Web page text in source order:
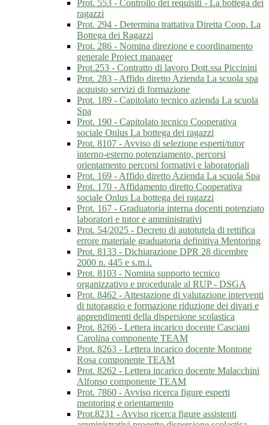
Prot. 553 - Controllo dei requisiti - La bottega dei
ragazzi
Prot. 294 - Determina trattativa Diretta Coop. La
Bottega dei Ragazzi
Prot. 286 - Nomina direzione e coordinamento
generale Project manager
Prot.253 - Contratto di lavoro Dott.ssa Piccinini
Prot. 283 - Affido diretto Azienda La scuola spa
acquisto servizi di formazione
Prot. 189 - Capitolato tecnico azienda La scuola
Spa
Prot. 190 - Capitolato tecnico Cooperativa
sociale Onlus La bottega dei ragazzi
Prot. 8107 - Avviso di selezione esperti/tutor
interno-esterno potenziamento, percorsi
orientamento percorsi formativi e laboratoriali
Prot. 169 - Affido diretto Azienda La scuola Spa
Prot. 170 - Affidamento diretto Cooperativa
sociale Onlus La bottega dei ragazzi
Prot. 167 - Graduatoria interna docenti potenziato
laboratori e tutor e amministrativi
Prot. 54/2025 - Decreto di autotutela di rettifica
errore materiale graduatoria definitiva Mentoring
Prot. 8133 - Dichiarazione DPR 28 dicembre
2000 n. 445 e s.m.i.
Prot. 8103 - Nomina supporto tecnico
organizzativo e procedurale al RUP - DSGA
Prot. 8462 - Attestazione di valutazione interventi
di tutoraggio e formazione riduzione dei divari e
apprendimenti della dispersione scolastica
Prot. 8266 - Lettera incarico docente Casciani
Carolina componente TEAM
Prot. 8263 - Lettera incarico docente Montone
Rosa componente TEAM
Prot. 8262 - Lettera incarico docente Malacchini
Alfonso componente TEAM
Prot. 7860 - Avviso ricerca figure esperti
mentoring e orientamento
Prot.8231 - Avviso ricerca figure assistenti